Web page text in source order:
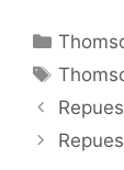
de
entradas